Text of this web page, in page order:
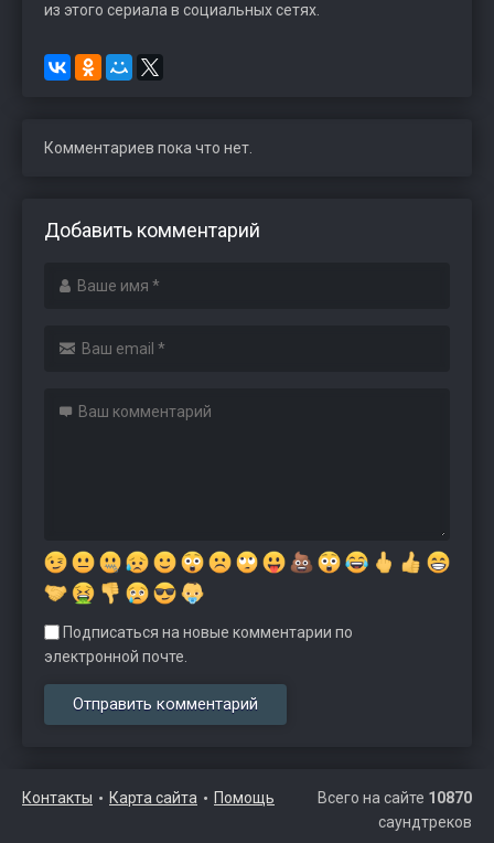
из этого сериала в социальных сетях.
Комментариев пока что нет.
Добавить комментарий
Подписаться на новые комментарии по
электронной почте.
Контакты Карта сайта Помощь Всего на сайте 10870
саундтреков